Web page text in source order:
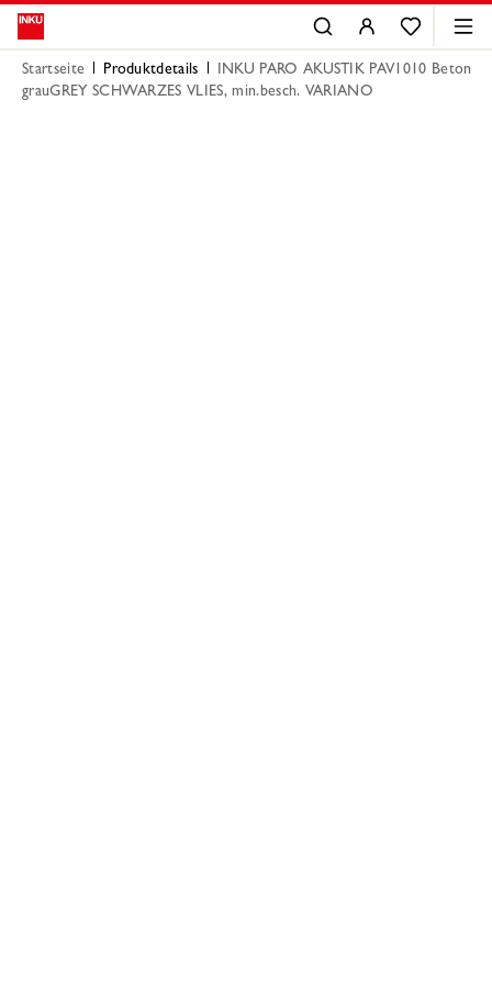
Startseite Produktdetails
INKU PARO AKUSTIK PAV1010 Beton
grauGREY SCHWARZES VLIES, min.besch. VARIANO